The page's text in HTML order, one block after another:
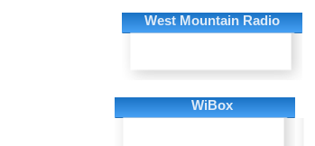
West Mountain Radio
WiBox